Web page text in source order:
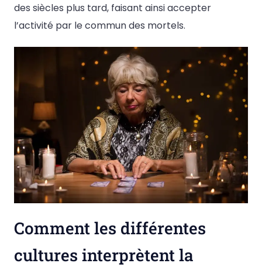
des siècles plus tard, faisant ainsi accepter
l’activité par le commun des mortels.
Comment les différentes
cultures interprètent la